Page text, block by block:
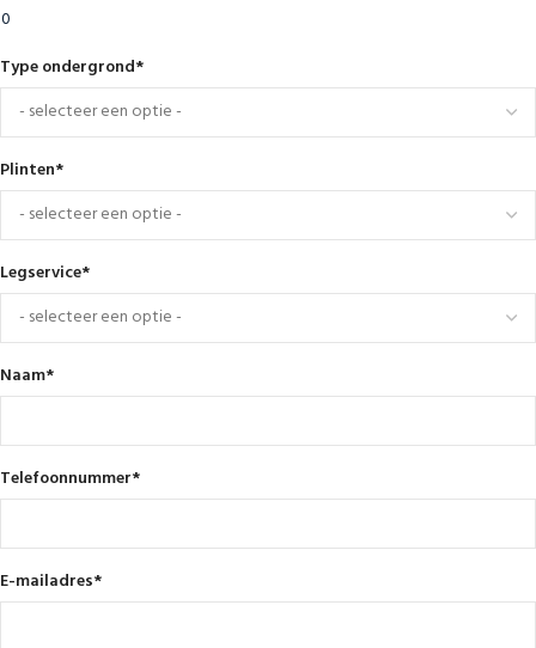
Type ondergrond*
Plinten*
Legservice*
Naam*
Telefoonnummer*
E-mailadres*